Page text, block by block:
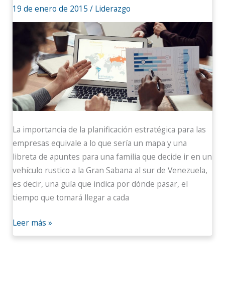
19 de enero de 2015 / Liderazgo
La importancia de la planificación estratégica para las
empresas equivale a lo que sería un mapa y una
libreta de apuntes para una familia que decide ir en un
vehículo rustico a la Gran Sabana al sur de Venezuela,
es decir, una guía que indica por dónde pasar, el
tiempo que tomará llegar a cada
excusas
Leer más »